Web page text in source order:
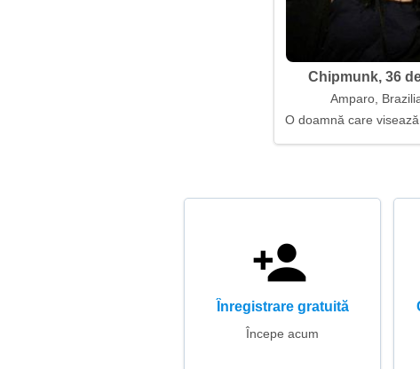
Chipmunk, 36
Amparo,
O doamnă care
Înregistrare gratuită
Începe acum